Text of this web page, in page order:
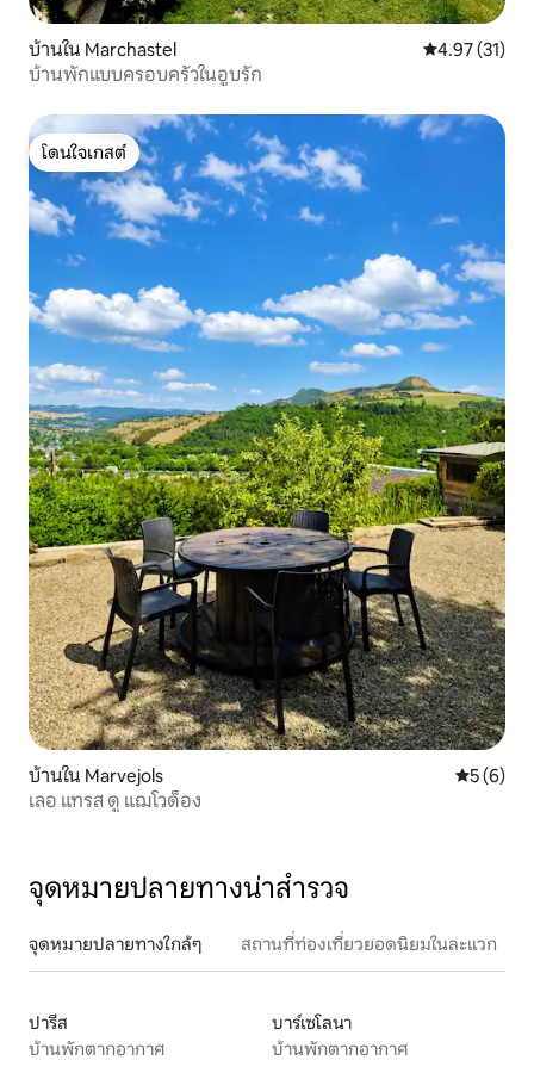
บ้านใน Marchastel คะแนนเฉลี่ย
4.97 (31)
บ้านพักแบบครอบครัวในอูบรัก
โดนใจเกสต์
โดนใจเกสต์
บ้านใน Marvejols คะแนนเฉ
5 (6)
เลอ แทรส ดู แฌโวด็อง
จุดหมายปลายทางน่าสำรวจ
จุดหมายปลายทางใกล้ๆ สถานที่ท่องเที่ยวยอดนิยมในละแวก
ปารีส
บ้านพักตากอากาศ
บาร์เซโลนา
บ้านพักตากอากาศ